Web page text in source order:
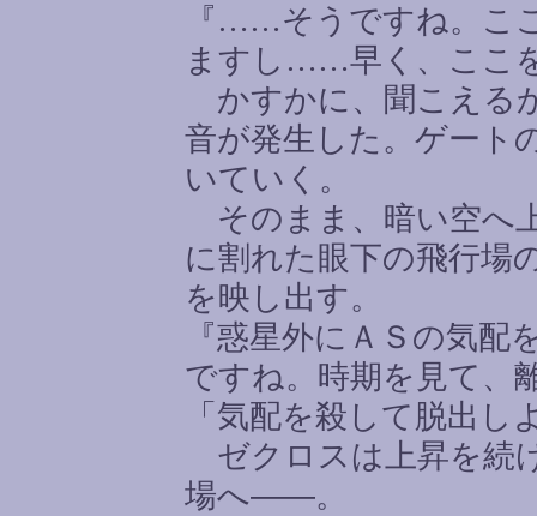
『 ……そうですね。こ
ますし ……早く、ここ
かすかに、聞こえる
音が発生した。ゲート
いていく。
そのまま、暗い空へ
に割れた眼下の飛行場
を映し出す。
『惑星外にＡＳの気配
ですね。時期を見て、
「気配を殺して脱出し
ゼクロスは上昇を続
場へ――。